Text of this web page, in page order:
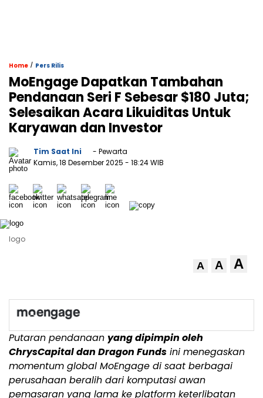
Home / Pers Rilis
MoEngage Dapatkan Tambahan
Pendanaan Seri F Sebesar $180 Juta;
Selesaikan Acara Likuiditas Untuk
Karyawan dan Investor
Tim Saat Ini
- Pewarta
Kamis, 18 Desember 2025 - 18:24 WIB
logo
A A A
Putaran pendanaan yang dipimpin oleh
ChrysCapital dan Dragon Funds ini menegaskan
momentum global MoEngage di saat berbagai
perusahaan beralih dari komputasi awan
pemasaran yang lama ke platform keterlibatan